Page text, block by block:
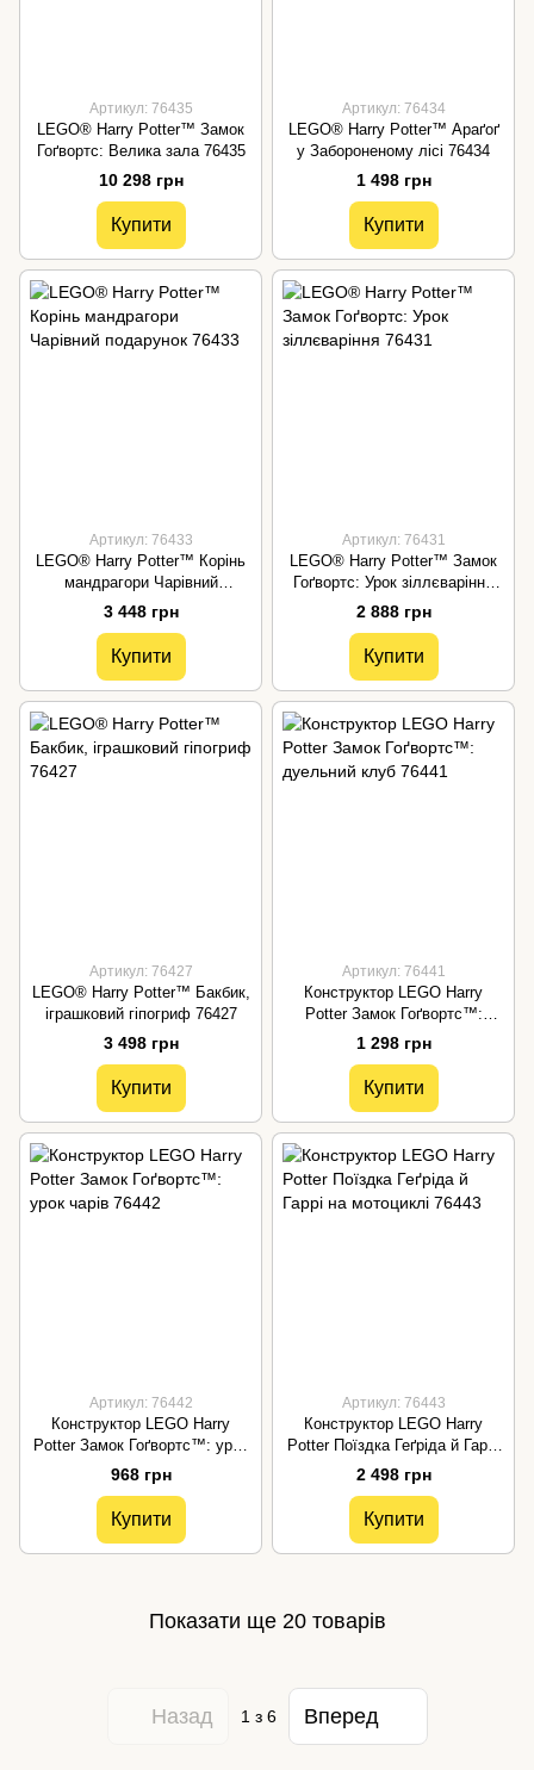
Артикул: 76435
LEGO® Harry Potter™ Замок
Гоґвортс: Велика зала 76435
10 298 грн
Купити
Артикул: 76434
LEGO® Harry Potter™ Араґоґ
у Забороненому лісі 76434
1 498 грн
Купити
Артикул: 76433
LEGO® Harry Potter™ Корінь
мандрагори Чарівний
подарунок 76433
3 448 грн
Купити
Артикул: 76431
LEGO® Harry Potter™ Замок
Гоґвортс: Урок зіллєваріння
76431
2 888 грн
Купити
Артикул: 76427
LEGO® Harry Potter™ Бакбик,
іграшковий гіпогриф 76427
3 498 грн
Купити
Артикул: 76441
Конструктор LEGO Harry
Potter Замок Гоґвортс™:
дуельний клуб 76441
1 298 грн
Купити
Артикул: 76442
Конструктор LEGO Harry
Potter Замок Гоґвортс™: урок
чарів 76442
968 грн
Купити
Артикул: 76443
Конструктор LEGO Harry
Potter Поїздка Геґріда й Гаррі
на мотоциклі 76443
2 498 грн
Купити
Показати ще 20 товарів
Назад 1з 6 Вперед